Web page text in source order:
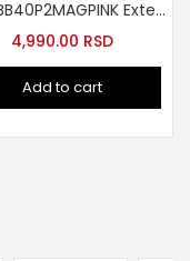
PUFCBB40P2MAGPINK Externa baterija 4200mAh MagSafe Usb-C Pink
4,990.00 RSD
Add to cart